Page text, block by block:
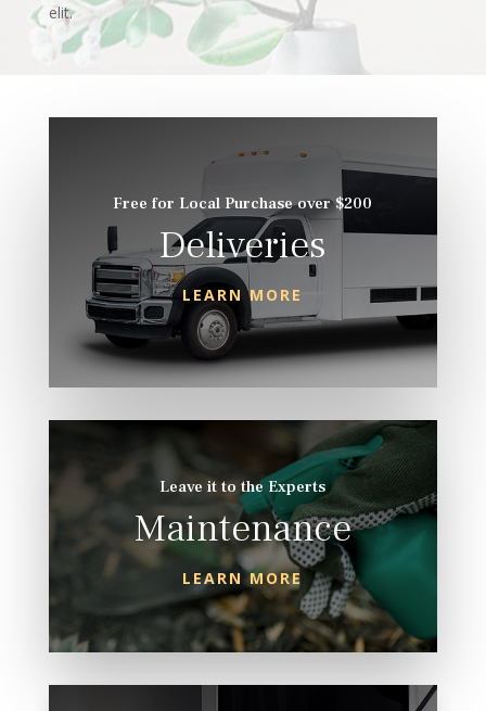
elit.
Free for Local Purchase over $200
Deliveries
LEARN MORE
Leave it to the Experts
Maintenance
LEARN MORE